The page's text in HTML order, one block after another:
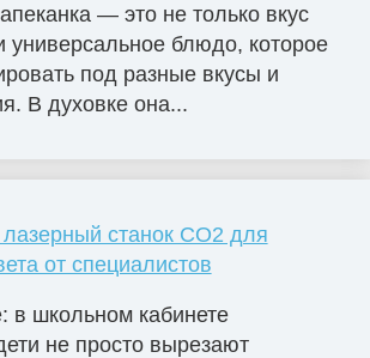
— это не только вкус
универсальное блюдо, которое
под разные вкусы и
В духовке она...
лазерный станок СО2 для
от специалистов
в школьном кабинете
не просто вырезают